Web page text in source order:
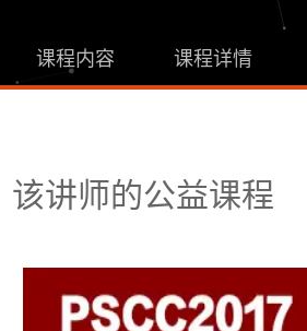
课程内容 课程详情
该讲师的公益课程